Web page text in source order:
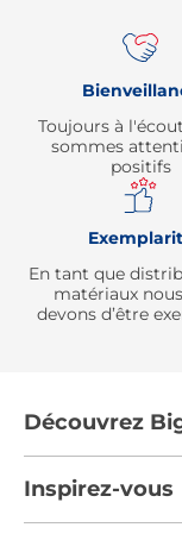
Toujours à
sommes
positifs
En tant que
matériaux
devons d’être
Découvrez
Inspirez-vous